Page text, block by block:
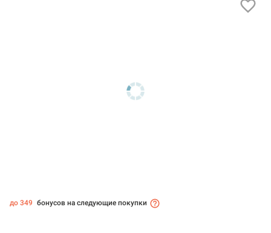
до 349 бонусов на следующие покупки